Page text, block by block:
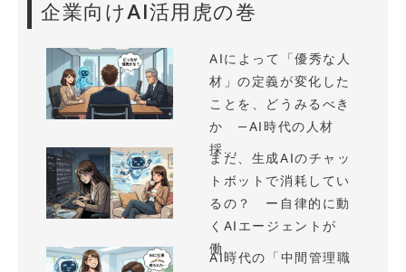
企業向けAI活用虎の巻
AIによって「優秀な人
材」の定義が変化した
ことを、どうみるべき
か —AI時代の人材
採...
まだ、生成AIのチャッ
トボットで消耗してい
るの？ ー自律的に動
くAIエージェントが
働...
AI時代の「中間管理職